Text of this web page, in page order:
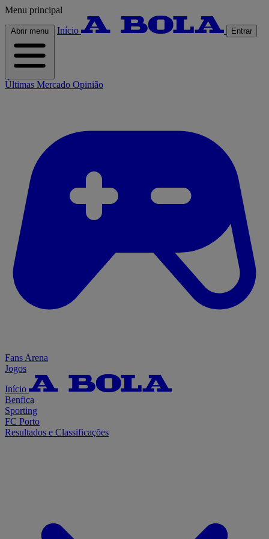
Menu principal
Abrir menu Início Entrar
Últimas Mercado Opinião
Fans Arena
Jogos
Início
Benfica
Sporting
FC Porto
Resultados e Classificações